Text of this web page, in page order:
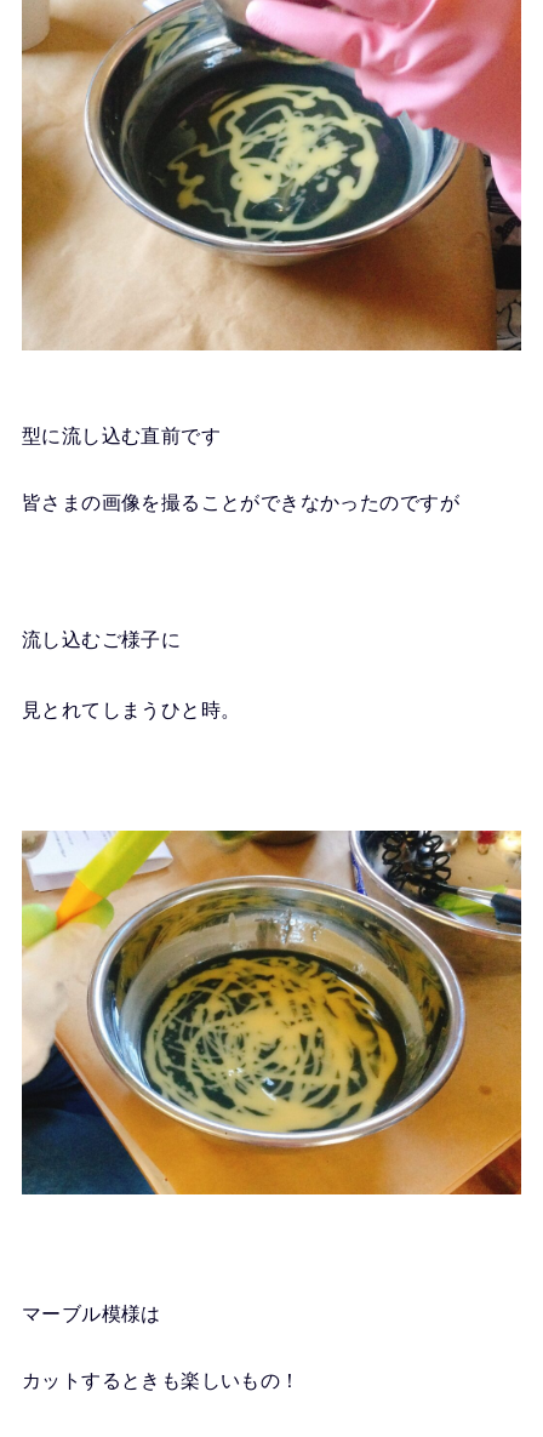
型に流し込む直前です
皆さまの画像を撮ることができなかったのですが
流し込むご様子に
見とれてしまうひと時。
マーブル模様は
カットするときも楽しいもの！